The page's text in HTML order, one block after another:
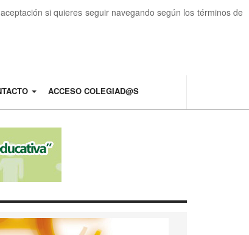
si quieres seguir navegando según los términos de
ACCESO COLEGIAD@S